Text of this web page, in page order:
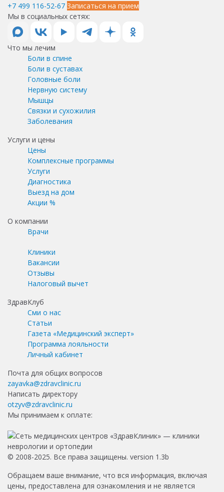
+7 499 116-52-67 Записаться на прием
Мы в социальных сетях:
Что мы лечим
Боли в спине
Боли в суставах
Головные боли
Нервную систему
Мышцы
Связки и сухожилия
Заболевания
Услуги и цены
Цены
Комплексные программы
Услуги
Диагностика
Выезд на дом
Акции %
О компании
Врачи
Клиники
Вакансии
Отзывы
Налоговый вычет
ЗдравКлуб
Сми о нас
Статьи
Газета «Медицинский эксперт»
Программа лояльности
Личный кабинет
Почта для общих вопросов
zayavka@zdravclinic.ru
Написать директору
otzyv@zdravclinic.ru
Мы принимаем к оплате:
© 2008-2025. Все права защищены. version 1.3b
Обращаем ваше внимание, что вся информация, включая
цены, предоставлена для ознакомления и не является